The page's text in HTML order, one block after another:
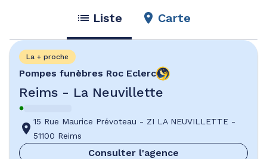
Liste Carte
Pompes funèbres Roc Eclerc
Reims - La Neuvillette
La + proche
15 Rue Maurice Prévoteau - ZI LA NEUVILLETTE -
51100 Reims
Consulter l'agence